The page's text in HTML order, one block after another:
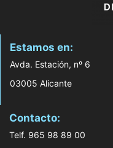
Estamos en:
Avda. Estación, nº 6
03005 Alicante
Contacto:
Telf. 965 98 89 00